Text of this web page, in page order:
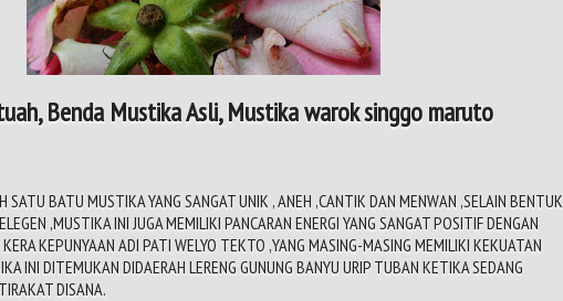
Benda Mustika Asli, Mustika warok singgo maruto
SATU BATU MUSTIKA YANG SANGAT UNIK , ANEH ,CANTIK DAN MENWAN ,SELAIN BENTUK
,MUSTIKA INI JUGA MEMILIKI PANCARAN ENERGI YANG SANGAT POSITIF DENGAN
KEPUNYAAN ADI PATI WELYO TEKTO ,YANG MASING-MASING MEMILIKI KEKUATAN
INI DITEMUKAN DIDAERAH LERENG GUNUNG BANYU URIP TUBAN KETIKA SEDANG
DISANA.